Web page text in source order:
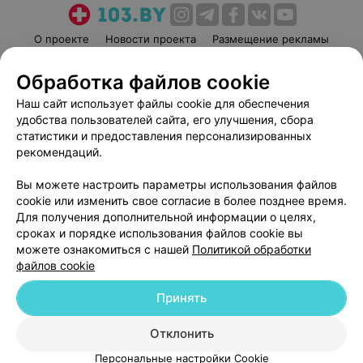
О проекте Новости проекта
Размещение рекламы
Пользовательское соглашение
Способы оплаты
Вакансии
Партнеры
Написать руководителю 103.by
Обработка персональных данных
© 2026 ООО «Артокс Лаб», УНП 191700409
| 220012, Республика Беларусь,
г. Минск, улица Толбухина, 2, пом. 16 | help@103.by
Служба поддержки +375 291212755
Обработка файлов cookie
Наш сайт использует файлы cookie для обеспечения
удобства пользователей сайта, его улучшения, сбора
статистики и предоставления персонализированных
рекомендаций.
Вы можете настроить параметры использования файлов
cookie или изменить свое согласие в более позднее время.
Для получения дополнительной информации о целях,
сроках и порядке использования файлов cookie вы
можете ознакомиться с нашей Политикой обработки
файлов cookie
Отклонить
Принять
Персональные настройки Cookie